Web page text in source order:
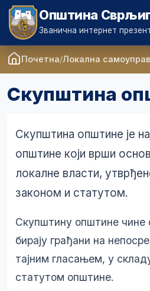
Општина
Званична интернет
Почетна Локална
Скупштина
Скупштина општине је
општине који врши
локалне власти,
законом и статутом.
Скупштину општине чине
бирају грађани на
тајним гласањем, у
статутом општине.